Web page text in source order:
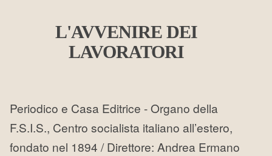
L'AVVENIRE DEI
LAVORATORI
Periodico e Casa Editrice - Organo della
F.S.I.S., Centro socialista italiano all’estero,
fondato nel 1894 / Direttore: Andrea Ermano